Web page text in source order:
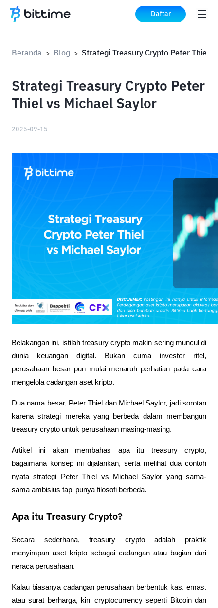
Daftar
Beranda > Blog >
Strategi Treasury Crypto Peter
Thiel vs Michael Saylor
2025-09-15
Belakangan ini, istilah treasury crypto makin sering muncul di
dunia keuangan digital. Bukan cuma investor ritel,
perusahaan besar pun mulai menaruh perhatian pada cara
mengelola cadangan aset kripto.
Dua nama besar, Peter Thiel dan Michael Saylor, jadi sorotan
karena strategi mereka yang berbeda dalam membangun
treasury crypto untuk perusahaan masing-masing.
Artikel ini akan membahas apa itu treasury crypto,
bagaimana konsep ini dijalankan, serta melihat dua contoh
nyata strategi Peter Thiel vs Michael Saylor yang sama-
sama ambisius tapi punya filosofi berbeda.
Apa itu Treasury Crypto?
Secara sederhana, treasury crypto adalah praktik
menyimpan aset kripto sebagai cadangan atau bagian dari
neraca perusahaan.
Kalau biasanya cadangan perusahaan berbentuk kas, emas,
atau surat berharga, kini cryptocurrency seperti Bitcoin dan